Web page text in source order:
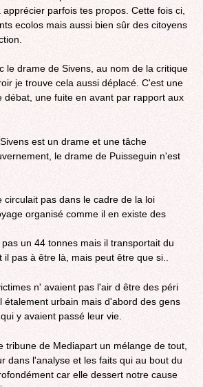
parfois tes propos. Cette fois ci,
ecolos mais aussi bien sûr des citoyens
le drame de Sivens, au nom de la critique
je trouve cela aussi déplacé.‎ C'est une
débat, une fuite en avant par rapport aux
est un drame et une tâche
‎le drame de Puisseguin n'est
circulait pas dans le cadre de la loi
organisé comme il en existe des
un 44 tonnes mais il transportait du
il pas à être là, mais peut être que si..
n' avaient pas l'air d être des péri
étalement urbain mais d'abord des gens
y avaient passé leur vie.
tribune de Mediapart un mélange de tout‎,
dans l'analyse et les faits qui au bout du
car elle dessert notre cause